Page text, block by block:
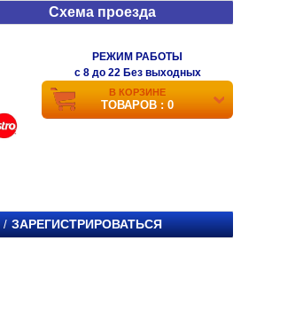
Схема проезда
РЕЖИМ РАБОТЫ
c 8 до 22 Без выходных
В КОРЗИНЕ
ТОВАРОВ : 0
/ ЗАРЕГИСТРИРОВАТЬСЯ